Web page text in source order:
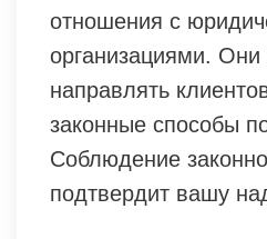
отношения с
организациями. Они
направлять
законные способы
Соблюдение
подтвердит вашу